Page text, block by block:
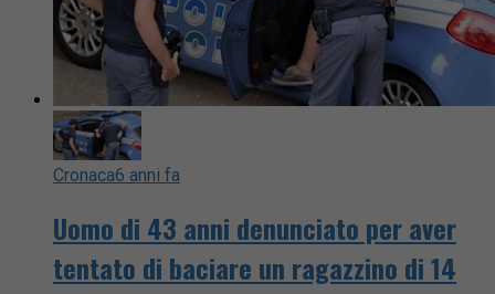
Cronaca6 anni fa
Uomo di 43 anni denunciato per aver
tentato di baciare un ragazzino di 14